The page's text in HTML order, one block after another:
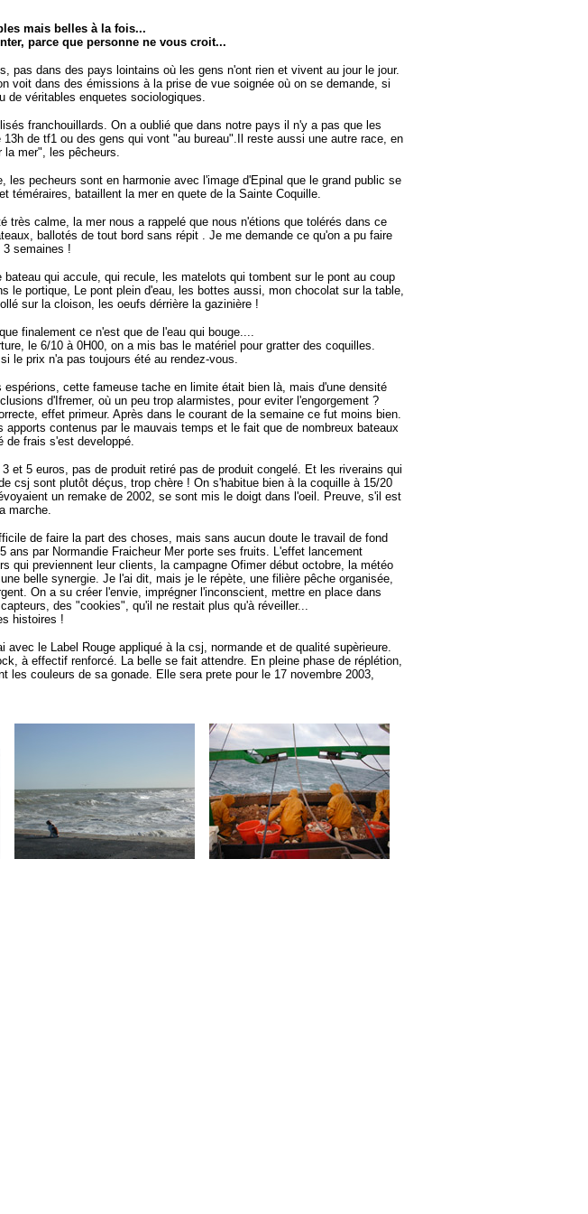
mais belles à la fois...
parce que personne ne vous croit...
pas dans des pays lointains où les gens n'ont rien et vivent au jour le jour.
voit dans des émissions à la prise de vue soignée où on se demande, si
de véritables enquetes sociologiques.
franchouillards. On a oublié que dans notre pays il n'y a pas que les
de tf1 ou des gens qui vont "au bureau".Il reste aussi une autre race, en
la mer", les pêcheurs.
les pecheurs sont en harmonie avec l'image d'Epinal que le grand public se
téméraires, bataillent la mer en quete de la Sainte Coquille.
très calme, la mer nous a rappelé que nous n'étions que tolérés dans ce
ballotés de tout bord sans répit . Je me demande ce qu'on a pu faire
3 semaines !
qui accule, qui recule, les matelots qui tombent sur le pont au coup
le portique, Le pont plein d'eau, les bottes aussi, mon chocolat sur la table,
sur la cloison, les oeufs dérrière la gazinière !
finalement ce n'est que de l'eau qui bouge....
le 6/10 à 0H00, on a mis bas le matériel pour gratter des coquilles.
le prix n'a pas toujours été au rendez-vous.
espérions, cette fameuse tache en limite était bien là, mais d'une densité
d'Ifremer, où un peu trop alarmistes, pour eviter l'engorgement ?
effet primeur. Après dans le courant de la semaine ce fut moins bien.
contenus par le mauvais temps et le fait que de nombreux bateaux
de frais s'est developpé.
et 5 euros, pas de produit retiré pas de produit congelé. Et les riverains qui
csj sont plutôt déçus, trop chère ! On s'habitue bien à la coquille à 15/20
un remake de 2002, se sont mis le doigt dans l'oeil. Preuve, s'il est
marche.
de faire la part des choses, mais sans aucun doute le travail de fond
ans par Normandie Fraicheur Mer porte ses fruits. L'effet lancement
qui previennent leur clients, la campagne Ofimer début octobre, la météo
belle synergie. Je l'ai dit, mais je le répète, une filière pêche organisée,
On a su créer l'envie, imprégner l'inconscient, mettre en place dans
des "cookies", qu'il ne restait plus qu'à réveiller...
histoires !
avec le Label Rouge appliqué à la csj, normande et de qualité supèrieure.
à effectif renforcé. La belle se fait attendre. En pleine phase de réplétion,
les couleurs de sa gonade. Elle sera prete pour le 17 novembre 2003,